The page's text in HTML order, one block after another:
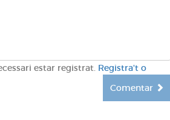
estar registrat. Registra't o
Comentar